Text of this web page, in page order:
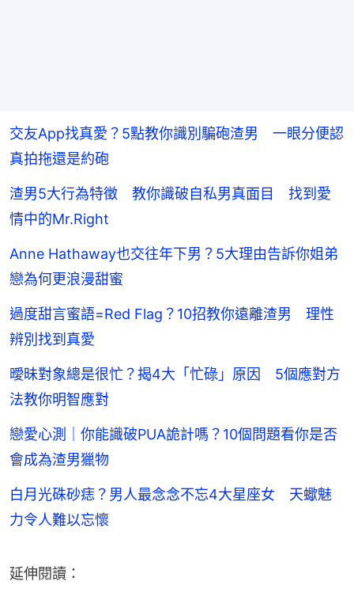
交友App找真愛？5點教你識別騙砲渣男 一眼分便認
真拍拖還是約砲
渣男5大行為特徵 教你識破自私男真面目 找到愛
情中的Mr.Right
Anne Hathaway也交往年下男？5大理由告訴你姐弟
戀為何更浪漫甜蜜
過度甜言蜜語=Red Flag？10招教你遠離渣男 理性
辨別找到真愛
曖昧對象總是很忙？揭4大「忙碌」原因 5個應對方
法教你明智應對
戀愛心測｜你能識破PUA詭計嗎？10個問題看你是否
會成為渣男獵物
白月光硃砂痣？男人最念念不忘4大星座女 天蠍魅
力令人難以忘懷
延伸閱讀：